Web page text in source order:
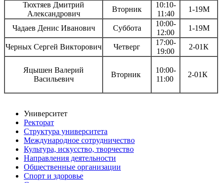
Тюхтяев Дмитрий
Александрович
Вторник
10:10-
11:40
1-19М
Чадаев Денис Иванович Суббота
10:00-
12:00
1-19М
Черных Сергей Викторович Четверг
17:00-
19:00
2-01К
Яцышен Валерий
Васильевич
Вторник
10:00-
11:00
2-01К
Университет
Ректорат
Структура университета
Международное сотрудничество
Культура, искусство, творчество
Направления деятельности
Общественные организации
Спорт и здоровье